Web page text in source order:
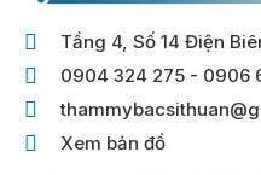
Tầng 4, Số 14 Điện
0904 324 275 - 0906
Xem bản đồ